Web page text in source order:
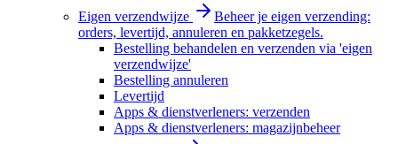
Eigen verzendwijze
Beheer je eigen verzending:
orders, levertijd, annuleren en pakketzegels.
Bestelling behandelen en verzenden via 'eigen
verzendwijze'
Bestelling annuleren
Levertijd
Apps & dienstverleners: verzenden
Apps & dienstverleners: magazijnbeheer